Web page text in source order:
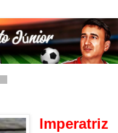
Imperatriz